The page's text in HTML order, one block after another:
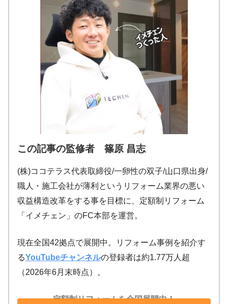
この記事の監修者 篠原 昌志
(株)ココテラス代表取締役/一卵性の双子/山口県出身/
職人・施工会社が薄利というリフォーム業界の悪い
収益構造改革をする事を目標に、定額制リフォーム
「イメチェン」のFC本部を運営。
現在全国42拠点で展開中。リフォーム事例を紹介す
るYouTubeチャンネルの登録者は約1.77万人超
（2026年6月末時点）。
定額制リフォームを全国展開中！